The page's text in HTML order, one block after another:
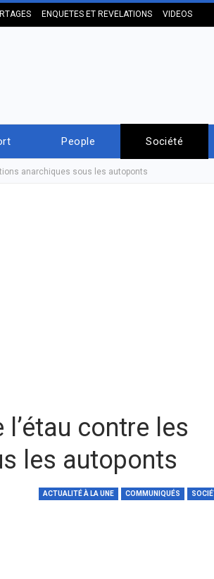
ENQUETES ET REVELATIONS VIDEOS
People Société
anarchiques sous les autoponts
l’étau contre les
les autoponts
ACTUALITÉ À LA UNE COMMUNIQUÉS